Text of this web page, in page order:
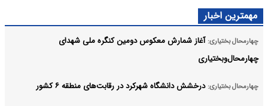
مهمترین اخبار
چهارمحال بختیاری: آغاز شمارش معکوس دومین کنگره ملی شهدای
چهارمحال‌وبختیاری
چهارمحال بختیاری: درخشش دانشگاه شهرکرد در رقابت‌های منطقه ۶ کشور